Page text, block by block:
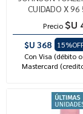
CUIDADO X
Precio $U
$U 368
Con Visa (débito
Mastercard